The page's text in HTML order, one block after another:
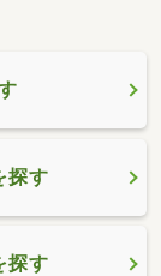
探す
探す